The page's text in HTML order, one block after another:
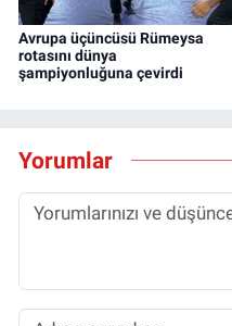
Avrupa üçüncüsü Rümeysa
rotasını dünya
şampiyonluğuna çevirdi
Yorumlar